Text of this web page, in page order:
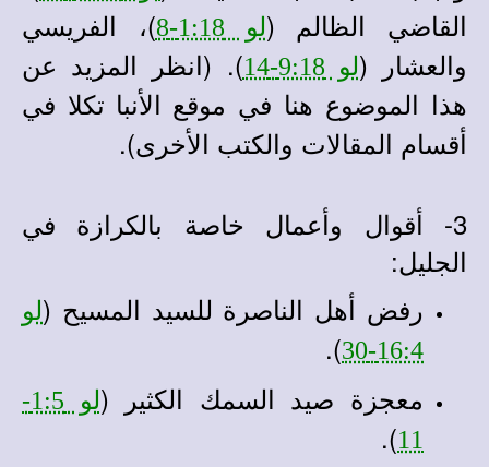
القاضي الظالم (لو 1:18-8
)، الفريسي
والعشار (لو 9:18-14 ). (انظر المزيد عن
هذا الموضوع هنا في موقع الأنبا تكلا في
أقسام المقالات والكتب الأخرى).
3- أقوال وأعمال خاصة بالكرازة في
الجليل:
رفض أهل الناصرة للسيد المسيح (لو
16:4-30
).
معجزة صيد السمك الكثير (
لو 1:5-
11
).